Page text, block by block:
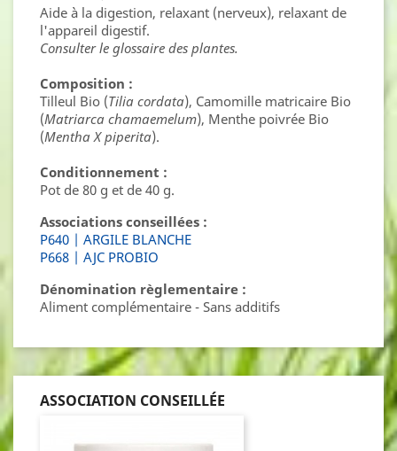
Aide à la digestion, relaxant (nerveux), relaxant de
l'appareil digestif.
Consulter le glossaire des plantes.
Composition :
Tilleul Bio (Tilia cordata), Camomille matricaire Bio
(Matriarca chamaemelum), Menthe poivrée Bio
(Mentha X piperita).
Conditionnement :
Pot de 80 g et de 40 g.
Associations conseillées :
P640 | ARGILE BLANCHE
P668 | AJC PROBIO
Dénomination règlementaire :
Aliment complémentaire - Sans additifs
ASSOCIATION CONSEILLÉE